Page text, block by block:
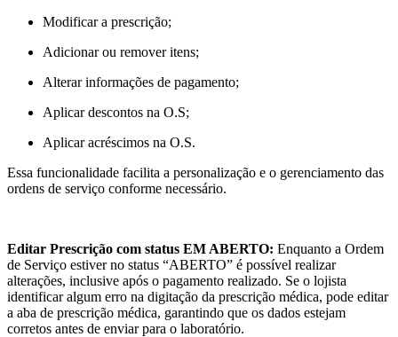
Modificar a prescrição;
Adicionar ou remover itens;
Alterar informações de pagamento;
Aplicar descontos na O.S;
Aplicar acréscimos na O.S.
Essa funcionalidade facilita a personalização e o gerenciamento das
ordens de serviço conforme necessário.
Editar Prescrição com status EM ABERTO: Enquanto a Ordem
de Serviço estiver no status “ABERTO” é possível realizar
alterações, inclusive após o pagamento realizado. Se o lojista
identificar algum erro na digitação da prescrição médica, pode editar
a aba de prescrição médica, garantindo que os dados estejam
corretos antes de enviar para o laboratório.